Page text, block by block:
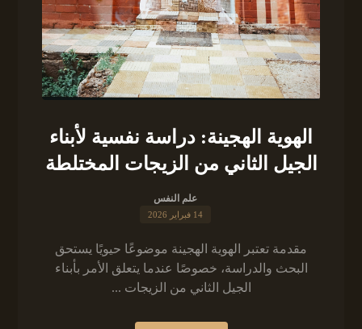
الهوية الهجينة: دراسة نفسية لأبناء
الجيل الثاني من الزيجات المختلطة
علم النفس
14 فبراير 2026
مقدمة تعتبر الهوية الهجينة موضوعًا حيويًا يستحق
البحث والدراسة، خصوصًا عندما يتعلق الأمر بأبناء
الجيل الثاني من الزيجات ...